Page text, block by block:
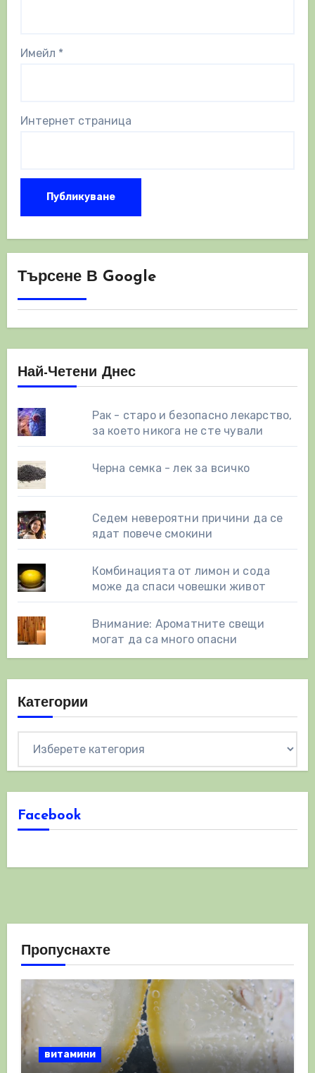
Имейл *
Интернет страница
Търсене В Google
Най-Четени Днес
Рак - старо и безопасно лекарство,
за което никога не сте чували
Черна семка - лек за всичко
Седем невероятни причини да се
ядат повече смокини
Комбинацията от лимон и сода
може да спаси човешки живот
Внимание: Ароматните свещи
могат да са много опасни
Категории
Facebook
Пропуснахте
витамини